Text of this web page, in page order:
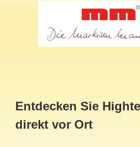
Entdecken Sie
direkt vor Ort